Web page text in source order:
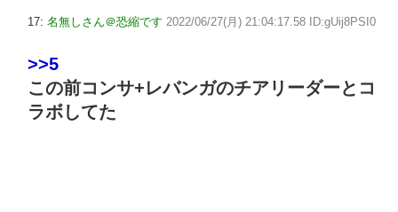
17: 名無しさん＠恐縮です 2022/06/27(月) 21:04:17.58 ID:gUij8PSI0
>>5
この前コンサ+レバンガのチアリーダーとコ
ラボしてた